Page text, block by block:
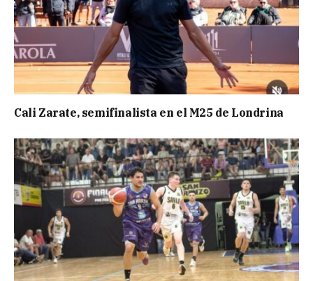
Cali Zarate, semifinalista en el M25 de Londrina